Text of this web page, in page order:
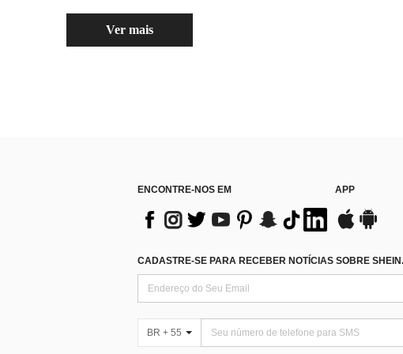
Ver mais
ENCONTRE-NOS EM APP
CADASTRE-SE PARA RECEBER NOTÍCIAS SOBRE SHEIN.
BR + 55